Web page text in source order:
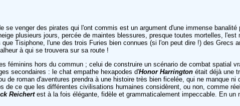
venger des pirates qui l'ont commis est un argument d'une immense
plusieurs jours, percée de maintes blessures, presque toutes mortelles,
Tisiphone, l'une des trois Furies bien connues (si l'on peut dire !) des
à qui se trouvera sur sa route !
féminins hors du commun ; celui de construire un scénario de combat spatial
secondaires : le chat empathe hexapodes d'Honor Harrington était déjà une
de roman d'aventures prendra à une histoire très bien ficelée, qui ne manque
de ce que les différentes civilisations humaines considèrent, ou non, comme
Reichertest à la fois élégante, fidèle et grammaticalement impeccable. En